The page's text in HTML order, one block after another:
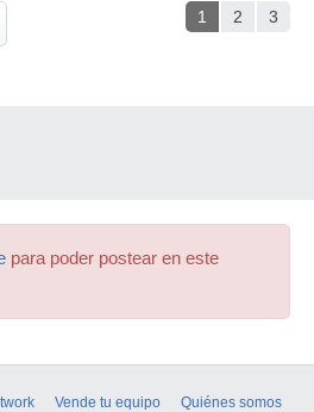
1 2 3
para poder postear en este
Vende tu equipo Quiénes somos